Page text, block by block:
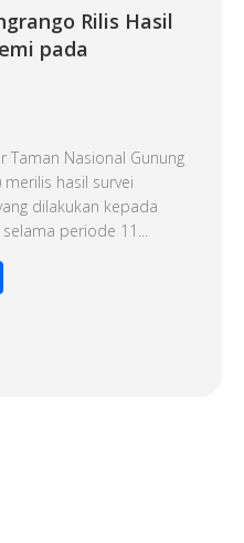
Rilis Hasil
pada
Nasional Gunung
merilis hasil survei
dilakukan kepada
periode 11...